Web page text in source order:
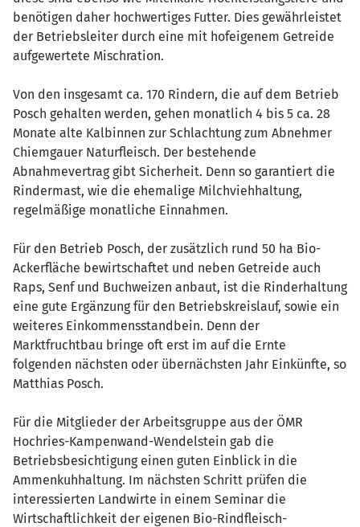
benötigen daher hochwertiges Futter. Dies gewährleistet
der Betriebsleiter durch eine mit hofeigenem Getreide
aufgewertete Mischration.
Von den insgesamt ca. 170 Rindern, die auf dem Betrieb
Posch gehalten werden, gehen monatlich 4 bis 5 ca. 28
Monate alte Kalbinnen zur Schlachtung zum Abnehmer
Chiemgauer Naturfleisch. Der bestehende
Abnahmevertrag gibt Sicherheit. Denn so garantiert die
Rindermast, wie die ehemalige Milchviehhaltung,
regelmäßige monatliche Einnahmen.
Für den Betrieb Posch, der zusätzlich rund 50 ha Bio-
Ackerfläche bewirtschaftet und neben Getreide auch
Raps, Senf und Buchweizen anbaut, ist die Rinderhaltung
eine gute Ergänzung für den Betriebskreislauf, sowie ein
weiteres Einkommensstandbein. Denn der
Marktfruchtbau bringe oft erst im auf die Ernte
folgenden nächsten oder übernächsten Jahr Einkünfte, so
Matthias Posch.
Für die Mitglieder der Arbeitsgruppe aus der ÖMR
Hochries-Kampenwand-Wendelstein gab die
Betriebsbesichtigung einen guten Einblick in die
Ammenkuhhaltung. Im nächsten Schritt prüfen die
interessierten Landwirte in einem Seminar die
Wirtschaftlichkeit der eigenen Bio-Rindfleisch-